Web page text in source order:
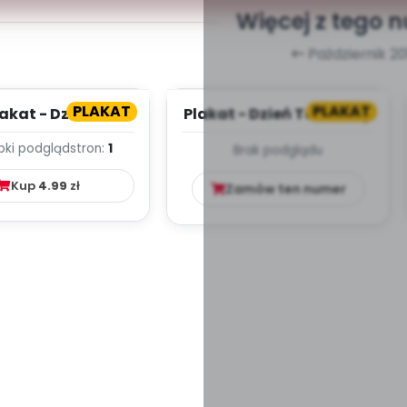
Więcej z tego
Październik
PLAKAT
- Dzień
podglądstron: 1
Kup 4.99 zł
PLAKAT
Plakat - Dzień Tolerancji
Brak podglądu
Zamów ten numer